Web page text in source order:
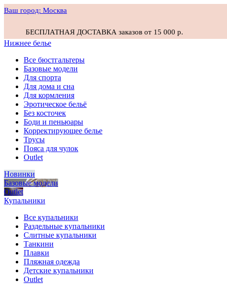
Ваш город: Москва
БЕСПЛАТНАЯ ДОСТАВКА заказов от 15 000 р.
Нижнее белье
Все бюстгальтеры
Базовые модели
Для спорта
Для дома и сна
Для кормления
Эротическое бельё
Без косточек
Боди и пеньюары
Корректирующее белье
Трусы
Пояса для чулок
Outlet
Новинки
Базовые модели
Outlet
Купальники
Все купальники
Раздельные купальники
Слитные купальники
Танкини
Плавки
Пляжная одежда
Детские купальники
Outlet